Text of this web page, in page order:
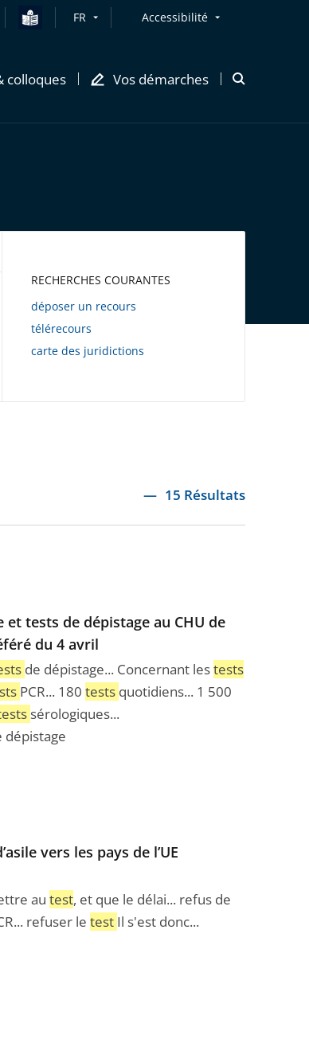
FR Accessibilité
colloques Vos démarches
Ouvrir
RECHERCHES COURANTES
déposer un recours
télérecours
carte des juridictions
15 Résultats
tests de dépistage au CHU de
du 4 avril
de dépistage... Concernant lestests
PCR... 180 tests quotidiens... 1 500
sérologiques...
dépistage
vers les pays de l’UE
au test, et que le délai... refus de
refuser le test Il s'est donc...